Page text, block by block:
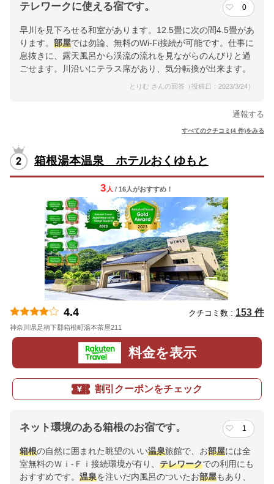
テレワークに使える宿です。 0
早川を見下ろせる和室があります。12.5畳に次の間4.5畳があ
ります。 部屋では勿論、無料のWi-Fi接続が可能です。仕事に
息抜きに、露天風呂から渓流の流れを見ながらのんびりと過
ごせます。川沿いにテラス席があり、気分転換が出来ます。
とりむ さんの回答（投稿日：2023/3/24）
通報する
すべてのクチコミ(4 件)をみる
箱根湯本温泉 ホテルおくゆもと
3 人 / 16人がおすすめ！
4.4 クチコミ数 : 153 件
神奈川県足柄下郡箱根町湯本茶屋211
料金を表示
割引クーポンをチェック
ネット環境のある箱根のお宿です。 1
箱根の自然に囲まれた眺望のいい温泉旅館で、お部屋には全
室無料のＷｉ-Ｆｉ接続環境が有り、 テレワークでの利用にも
おすすめです。 温泉を注いだ内風呂のついたお部屋もあり、